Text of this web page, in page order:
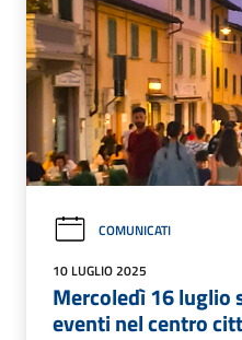
COMUNICATI
10 LUGLIO 2025
Mercoledì 16 luglio
eventi nel centro